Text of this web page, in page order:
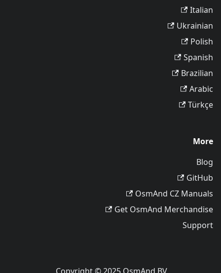
Italian
Ukrainian
Polish
Spanish
Brazilian
Arabic
Türkçe
More
Blog
GitHub
OsmAnd CZ Manuals
Get OsmAnd Merchandise
Support